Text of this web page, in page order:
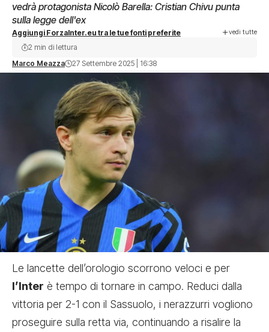
vedrà protagonista Nicolò Barella: Cristian Chivu punta
sulla legge dell'ex
Aggiungi ForzaInter.eu tra le tue fonti preferite vedi tutte
Marco Meazza 27 Settembre 2025 | 16:38
2 min di lettura
Le lancette dell’orologio scorrono veloci e per
l’Inter è tempo di tornare in campo. Reduci dalla
vittoria per 2-1 con il Sassuolo, i nerazzurri vogliono
proseguire sulla retta via, continuando a risalire la